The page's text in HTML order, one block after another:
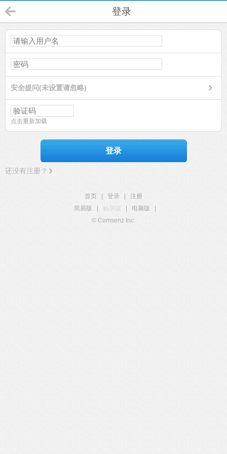
登录
安全提问(未设置请忽略)
点击重新加载
登录
还没有注册？
首页 登录
注册
简易版
触屏版 电脑版
© Comsenz Inc.